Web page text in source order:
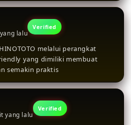
lalu
Verified
melalui perangkat
yang dimiliki membuat
semakin praktis
yang lalu
Verified